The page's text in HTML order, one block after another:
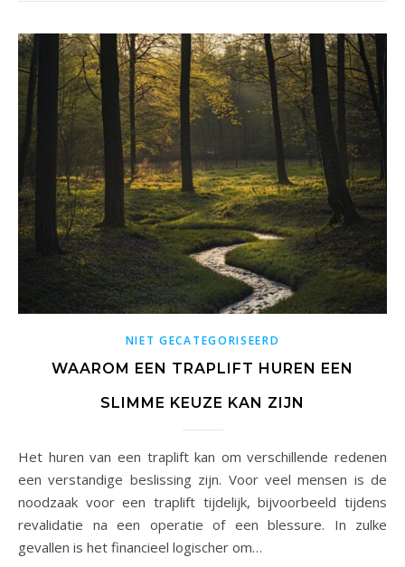
NIET GECATEGORISEERD
WAAROM EEN TRAPLIFT HUREN EEN
SLIMME KEUZE KAN ZIJN
Het huren van een traplift kan om verschillende redenen
een verstandige beslissing zijn. Voor veel mensen is de
noodzaak voor een traplift tijdelijk, bijvoorbeeld tijdens
revalidatie na een operatie of een blessure. In zulke
gevallen is het financieel logischer om…